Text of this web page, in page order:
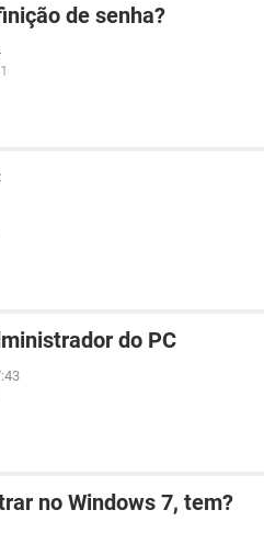
de senha?
do PC
no Windows 7, tem?